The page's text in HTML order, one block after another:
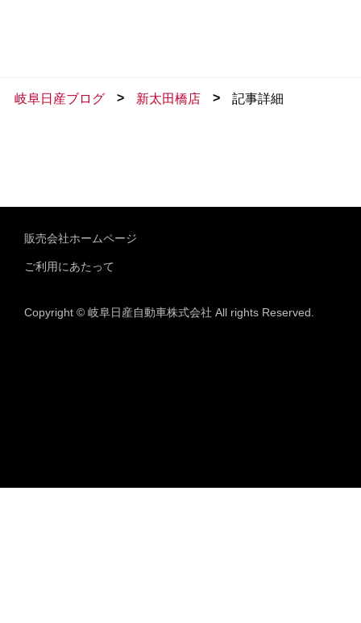
岐阜日産ブログ > 新太田橋店 > 記事詳細
販売会社ホームページ
ご利用にあたって
Copyright © 岐阜日産自動車株式会社 All rights Reserved.